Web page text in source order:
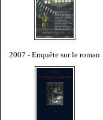
2007 - Enquête sur le roman